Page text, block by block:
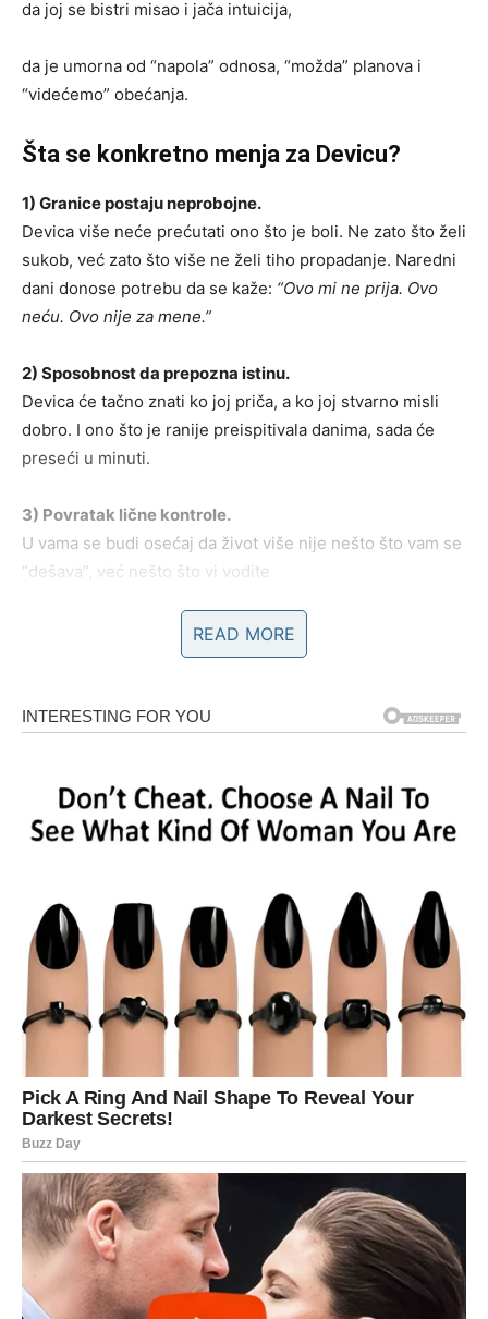
da joj se bistri misao i jača intuicija,
da je umorna od “napola” odnosa, “možda” planova i
“videćemo” obećanja.
Šta se konkretno menja za Devicu?
1) Granice postaju neprobojne.
Devica više neće prećutati ono što je boli. Ne zato što želi
sukob, već zato što više ne želi tiho propadanje. Naredni
dani donose potrebu da se kaže: “Ovo mi ne prija. Ovo
neću. Ovo nije za mene.”
2) Sposobnost da prepozna istinu.
Devica će tačno znati ko joj priča, a ko joj stvarno misli
dobro. I ono što je ranije preispitivala danima, sada će
preseći u minuti.
3) Povratak lične kontrole.
U vama se budi osećaj da život više nije nešto što vam se
“dešava”, već nešto što vi vodite.
Ljubav za Devicu: vreme je za ozbiljno ili
Ako ste u vezi, ovo je period kada Devica prestaje da nosi
Ako postoji ljubav i poštovanje – odnos jača i prelazi na
ozbiljniji nivo.
tišinu i pravi rez.
Slobodne Device u narednim danima postaju magnet, ali
ne za bilo koga. Privlačite ljude koji osećaju vašu snagu.
Može se pojaviti osoba koja vas ne “osvaja” bukom, već
stabilnošću i ponašanjem koje kaže:
Poruka za Devicu
Ne traži više potvrdu od sveta. Ti si dokaz. Kad ti
poveruješ sebi – život se složi.
BIK – MENJA SE SUDBINA, A
PROMENA DOLAZI KAO
READ MORE